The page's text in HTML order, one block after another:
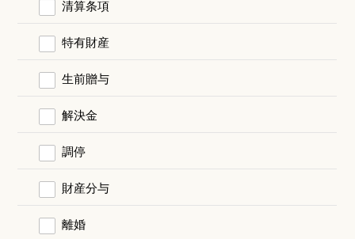
清算条項
特有財産
生前贈与
解決金
調停
財産分与
離婚